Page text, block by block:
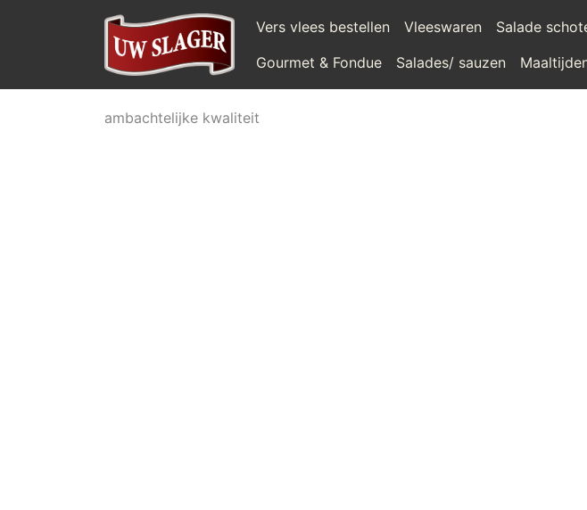
Vers vlees bestellen Vleeswaren Salade
Gourmet & Fondue
Salades/ sauzen
ambachtelijke kwaliteit